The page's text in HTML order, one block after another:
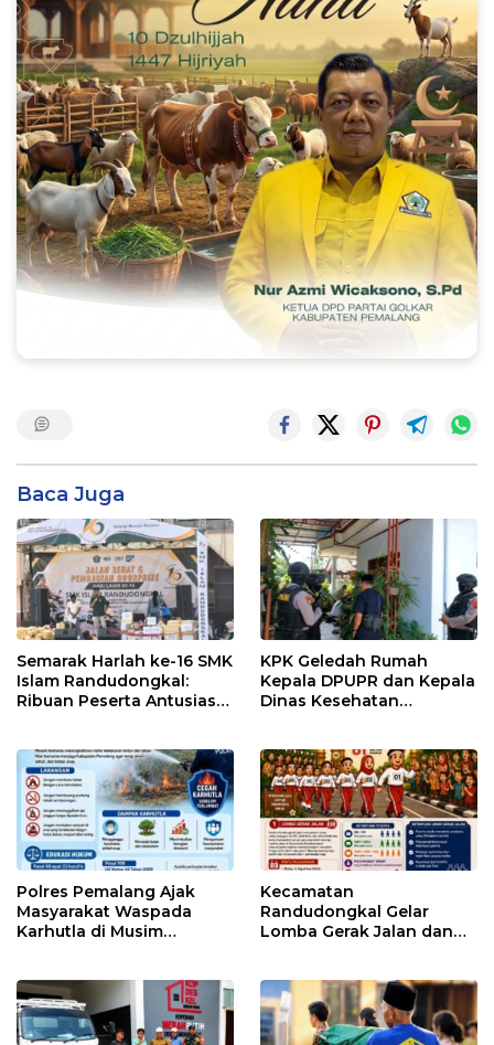
Baca Juga
Semarak Harlah ke-16 SMK
Islam Randudongkal:
Ribuan Peserta Antusias
KPK Geledah Rumah
Kepala DPUPR dan Kepala
Dinas Kesehatan
Polres Pemalang Ajak
Masyarakat Waspada
Karhutla di Musim
Kecamatan
Randudongkal Gelar
Lomba Gerak Jalan dan